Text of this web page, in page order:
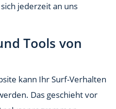
jederzeit an uns
Tools von
kann Ihr Surf-Verhalten
Das geschieht vor